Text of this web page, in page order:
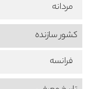
مردانه
کشور سازنده
فرانسه